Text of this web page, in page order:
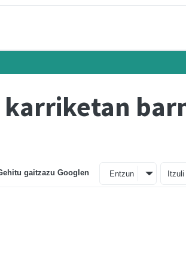
gaitzazu Googlen Entzun Itzuli